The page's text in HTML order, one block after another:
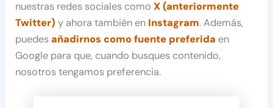
nuestras redes sociales comoX (anteriormente
Twitter) y ahora también en Instagram. Además,
puedesañadirnos como fuente preferida en
Google para que, cuando busques contenido,
nosotros tengamos preferencia.